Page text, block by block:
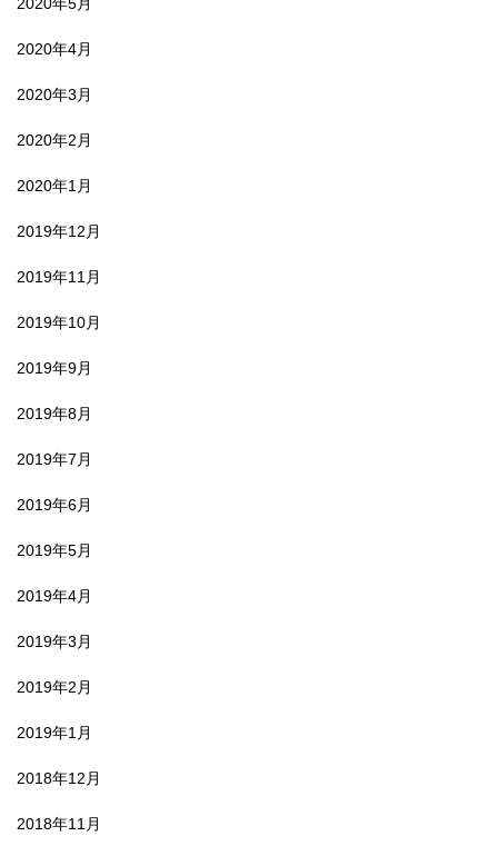
2020年5月
2020年4月
2020年3月
2020年2月
2020年1月
2019年12月
2019年11月
2019年10月
2019年9月
2019年8月
2019年7月
2019年6月
2019年5月
2019年4月
2019年3月
2019年2月
2019年1月
2018年12月
2018年11月